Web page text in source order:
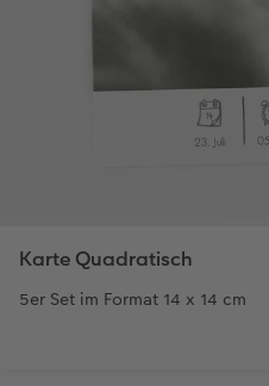
Karte Quadratisch
5er Set im Format 14 x 14 cm